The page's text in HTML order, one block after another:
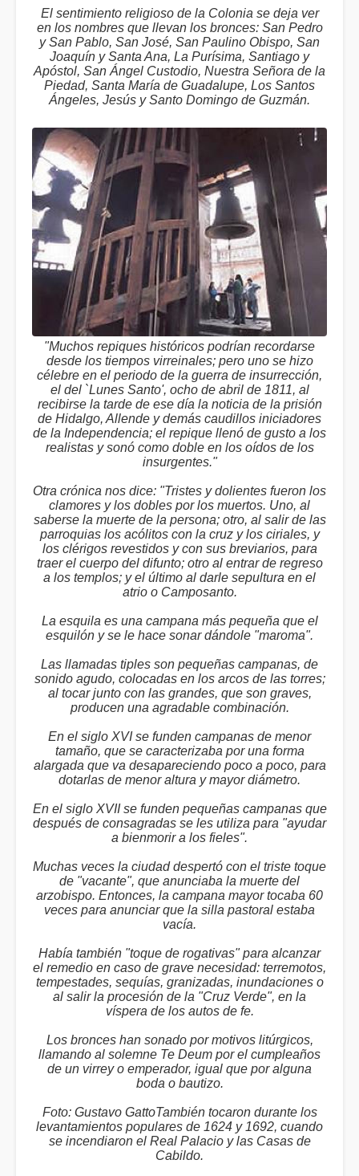
El sentimiento religioso de la Colonia se deja ver
en los nombres que llevan los bronces: San Pedro
y San Pablo, San José, San Paulino Obispo, San
Joaquín y Santa Ana, La Purísima, Santiago y
Apóstol, San Ángel Custodio, Nuestra Señora de la
Piedad, Santa María de Guadalupe, Los Santos
Ángeles, Jesús y Santo Domingo de Guzmán.
"Muchos repiques históricos podrían recordarse
desde los tiempos virreinales; pero uno se hizo
célebre en el periodo de la guerra de insurrección,
el del `Lunes Santo', ocho de abril de 1811, al
recibirse la tarde de ese día la noticia de la prisión
de Hidalgo, Allende y demás caudillos iniciadores
de la Independencia; el repique llenó de gusto a los
realistas y sonó como doble en los oídos de los
insurgentes."
Otra crónica nos dice: "Tristes y dolientes fueron los
clamores y los dobles por los muertos. Uno, al
saberse la muerte de la persona; otro, al salir de las
parroquias los acólitos con la cruz y los ciriales, y
los clérigos revestidos y con sus breviarios, para
traer el cuerpo del difunto; otro al entrar de regreso
a los templos; y el último al darle sepultura en el
atrio o Camposanto.
La esquila es una campana más pequeña que el
esquilón y se le hace sonar dándole "maroma".
Las llamadas tiples son pequeñas campanas, de
sonido agudo, colocadas en los arcos de las torres;
al tocar junto con las grandes, que son graves,
producen una agradable combinación.
En el siglo XVI se funden campanas de menor
tamaño, que se caracterizaba por una forma
alargada que va desapareciendo poco a poco, para
dotarlas de menor altura y mayor diámetro.
En el siglo XVII se funden pequeñas campanas que
después de consagradas se les utiliza para "ayudar
a bienmorir a los fieles".
Muchas veces la ciudad despertó con el triste toque
de "vacante", que anunciaba la muerte del
arzobispo. Entonces, la campana mayor tocaba 60
veces para anunciar que la silla pastoral estaba
vacía.
Había también "toque de rogativas" para alcanzar
el remedio en caso de grave necesidad: terremotos,
tempestades, sequías, granizadas, inundaciones o
al salir la procesión de la "Cruz Verde", en la
víspera de los autos de fe.
Los bronces han sonado por motivos litúrgicos,
llamando al solemne Te Deum por el cumpleaños
de un virrey o emperador, igual que por alguna
boda o bautizo.
Foto: Gustavo GattoTambién tocaron durante los
levantamientos populares de 1624 y 1692, cuando
se incendiaron el Real Palacio y las Casas de
Cabildo.